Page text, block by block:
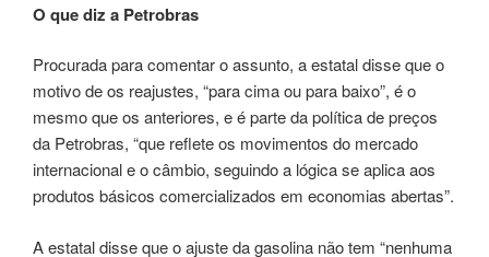
O que diz a Petrobras
Procurada para comentar o assunto, a estatal disse que o
motivo de os reajustes, “para cima ou para baixo”, é o
mesmo que os anteriores, e é parte da política de preços
da Petrobras, “que reflete os movimentos do mercado
internacional e o câmbio, seguindo a lógica se aplica aos
produtos básicos comercializados em economias abertas”.
A estatal disse que o ajuste da gasolina não tem “nenhuma